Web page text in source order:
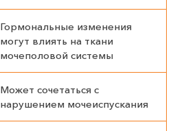
Гормональные изменения
могут влиять на ткани
мочеполовой системы
Может сочетаться с
нарушением мочеиспускания